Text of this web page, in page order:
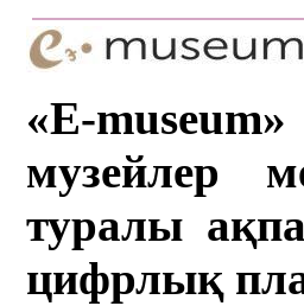
«E-
музейлер
туралы
цифрлық